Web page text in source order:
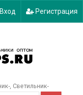
Вход Регистрация
Светильник-